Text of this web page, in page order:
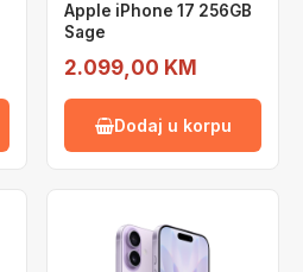
Apple iPhone 17 256GB
Sage
2.099,00 KM
Dodaj u korpu